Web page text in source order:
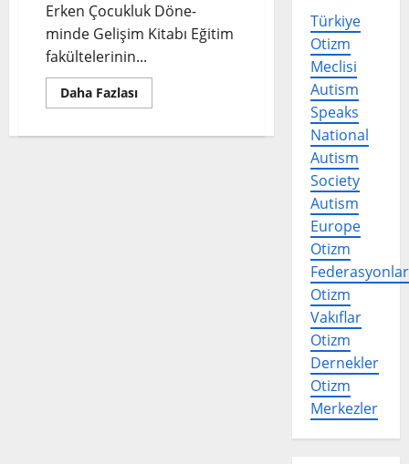
Erken Çocukluk Döne-
minde Gelişim Kitabı Eğitim
fakültelerinin...
Daha FazlasıRead
more
Çocukluk
Türkiye
Otizm
Meclisi
Autism
Speaks
National
Autism
Society
Autism
Europe
Otizm
Federasyonlar
Otizm
Vakıflar
Otizm
Dernekler
Otizm
Merkezler